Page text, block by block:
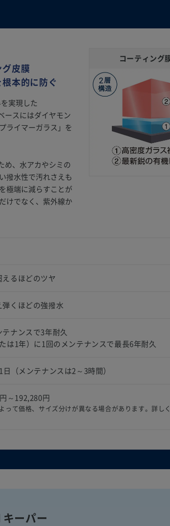
皮膜
本的に防ぐ
実現した
ースにはダイヤモン
ライマーガラス」を
め、水アカやシミの
撥水性で汚れさえも
極端に減らすことが
けでなく、紫外線か
コーティング
えるほどのツヤ
弾くほどの強撥水
テナンスで3年耐久
は1年）に1回のメンテナンスで最長6年耐久
（メンテナンスは2～3時間）
～192,280円
って価格、サイズ分けが異なる場合があります。詳し
ーパー